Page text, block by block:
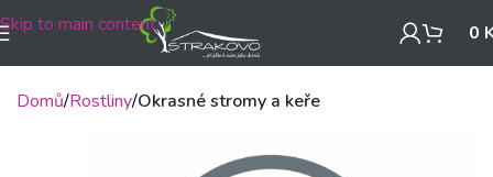
Skip to main content 0
Domů Rostliny Okrasné stromy a keře